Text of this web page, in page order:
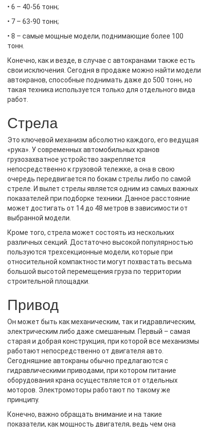
• 6 – 40-56 тонн;
• 7 – 63-90 тонн;
• 8 – самые мощные модели, поднимающие более 100
тонн.
Конечно, как и везде, в случае с автокранами также есть
свои исключения. Сегодня в продаже можно найти модели
автокранов, способные поднимать даже до 500 тонн, но
такая техника используется только для отдельного вида
работ.
Стрела
Это ключевой механизм абсолютно каждого, его ведущая
«рука». У современных автомобильных кранов
грузозахватное устройство закрепляется
непосредственно к грузовой тележке, а она в свою
очередь передвигается по бокам стрелы либо по самой
стреле. И вылет стрелы является одним из самых важных
показателей при подборке техники. Данное расстояние
может достигать от 14 до 48 метров в зависимости от
выбранной модели.
Кроме того, стрела может состоять из нескольких
различных секций. Достаточно высокой популярностью
пользуются трехсекционные модели, которые при
относительной компактности могут похвастать весьма
большой высотой перемещения груза по территории
строительной площадки.
Привод
Он может быть как механическим, так и гидравлическим,
электрическим либо даже смешанным. Первый – самая
старая и добрая конструкция, при которой все механизмы
работают непосредственно от двигателя авто.
Сегодняшние автокраны обычно предлагаются с
гидравлическими приводами, при котором питание
оборудования крана осуществляется от отдельных
моторов. Электромоторы работают по такому же
принципу.
Конечно, важно обращать внимание и на такие
показатели, как мощность двигателя, ведь чем она